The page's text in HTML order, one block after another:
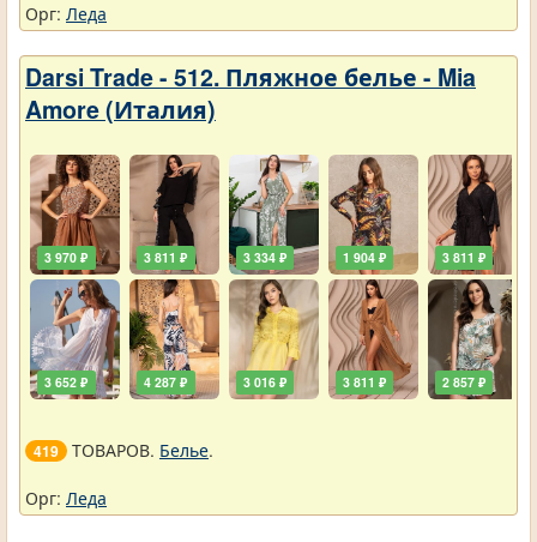
Орг: Леда
Darsi Trade - 512. Пляжное белье - Mia
Amore (Италия)
3 970 ₽
3 652 ₽
3 811 ₽
4 287 ₽
3 334 ₽
3 016 ₽
1 904 ₽
3 811 ₽
3 811 ₽
2 857 ₽
419 ТОВАРОВ. Белье.
Орг: Леда